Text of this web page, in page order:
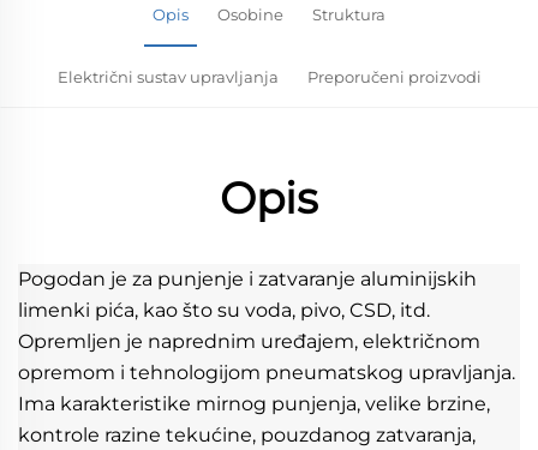
Opis Osobine Struktura
Električni sustav upravljanja Preporučeni proizvodi
Opis
Pogodan je za punjenje i zatvaranje aluminijskih
limenki pića, kao što su voda, pivo, CSD, itd.
Opremljen je naprednim uređajem, električnom
opremom i tehnologijom pneumatskog upravljanja.
Ima karakteristike mirnog punjenja, velike brzine,
kontrole razine tekućine, pouzdanog zatvaranja,